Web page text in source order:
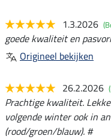
1.3.2026
goede kwaliteit en
Origineel bekijken
26.2.2026
Prachtige kwaliteit.
volgende winter ook in
(rood/groen/blauw). #